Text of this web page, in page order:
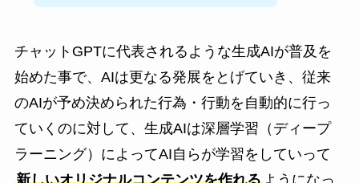
チャットGPTに代表されるような生成AIが普及を
始めた事で、AIは更なる発展をとげていき、従来
のAIが予め決められた行為・行動を自動的に行っ
ていくのに対して、生成AIは深層学習（ディープ
ラーニング）によってAI自らが学習をしていって